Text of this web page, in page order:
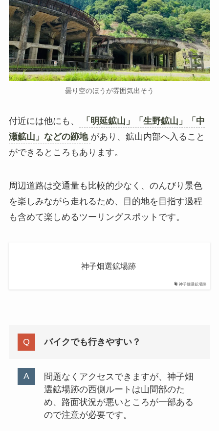
曇り空のほうが雰囲気出そう
付近には他にも、
「明延鉱山」「生野鉱山」「中
瀬鉱山」などの跡地 があり、鉱山内部へ入ること
ができるところもあります。
周辺道路は交通量も比較的少なく、のんびり景色
を楽しみながら走れるため、目的地を目指す過程
も含めて楽しめるツーリングスポットです。
神子畑選鉱場跡
神子畑選鉱場跡
バイクでも行きやすい？
問題なくアクセスできますが、神子畑
選鉱場跡の西側ルートは山間部のた
め、路面状況が悪いところが一部ある
ので注意が必要です。